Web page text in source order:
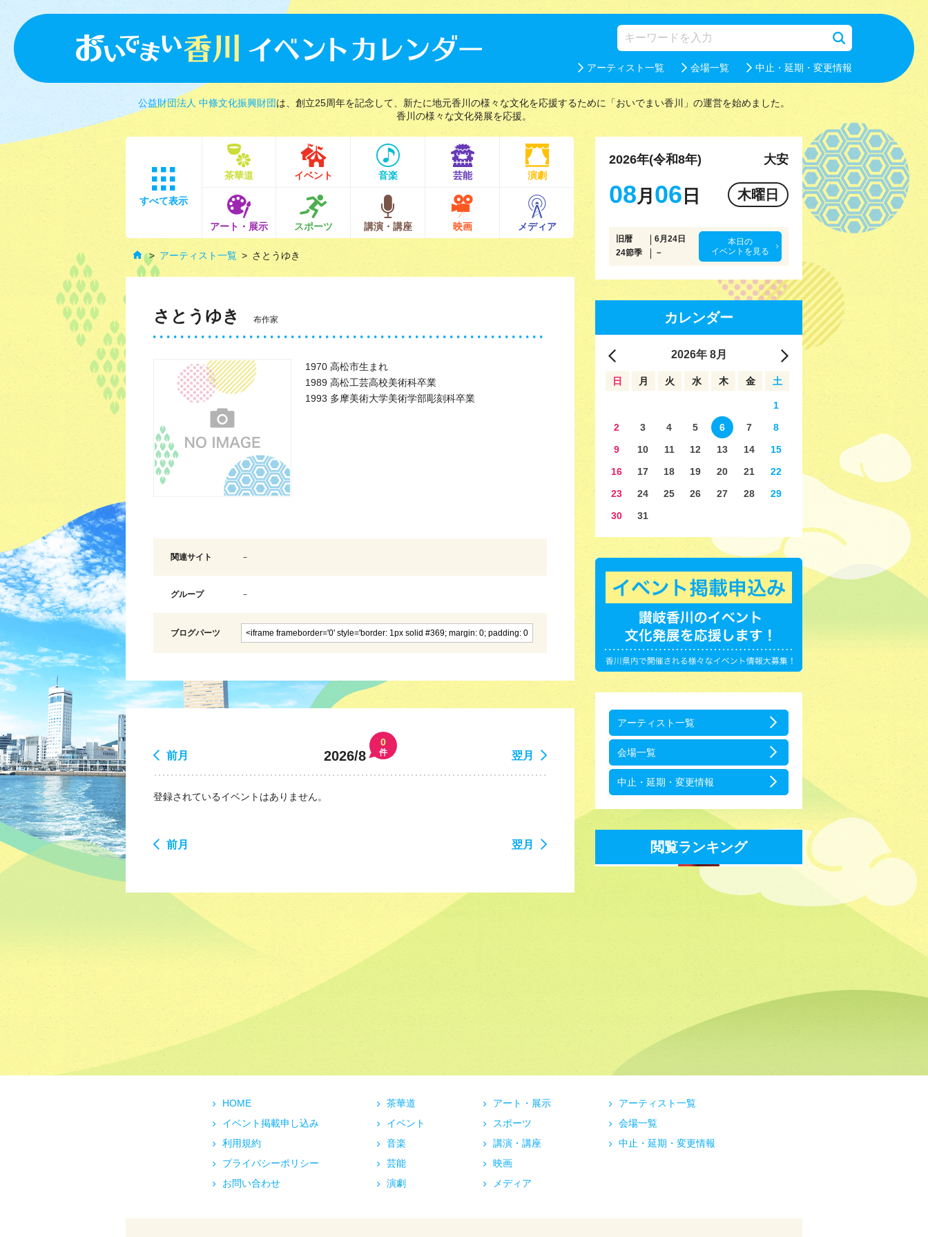
アーティスト一覧 会場一覧 中止・延期・変更情報
公益財団法人 中條文化振興財団は、創立25周年を記念して、新たに地元香川の様々な文化を応援するために「おいでまい香川」の運営を始めました。
香川の様々な文化発展を応援。
すべて表示
茶華道 イベント 音楽 芸能 演劇
アート・展示 スポーツ 講演・講座 映画 メディア
アーティスト一覧 さとうゆき
さとうゆき 布作家
1970 高松市生まれ
1989 高松工芸高校美術科卒業
1993 多摩美術大学美術学部彫刻科卒業
関連サイト －
グループ －
ブログパーツ
前月 2026/8
0
件 翌月
登録されているイベントはありません。
前月 翌月
2026年(令和8年) 大安
08月 06 日 木曜日
旧暦
6月24日
24節季
－
本日の
イベントを見る
カレンダー
2026年 8月
日 月 火 水 木 金 土
1
2
3 4 5 6 7
8
9
10 11 12 13 14
15
16
17 18 19 20 21
22
23
24 25 26 27 28
29
30
31
アーティスト一覧
会場一覧
中止・延期・変更情報
閲覧ランキング
HOME
イベント掲載申し込み
利用規約
プライバシーポリシー
お問い合わせ
茶華道
イベント
音楽
芸能
演劇
アート・展示
スポーツ
講演・講座
映画
メディア
アーティスト一覧
会場一覧
中止・延期・変更情報